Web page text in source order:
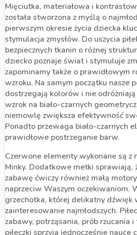
Mięciutka, materiałowa i
została stworzona z myślą o
pierwszym okresie życia dziecka
stymulacja zmysłów. Do uszycia
bezpiecznych tkanin o różnej
dziecko poznaje świat i stymuluje
zapominamy także o prawidłowym
wzroku. Na samym początku nasze
dostrzegają kolorów i nie odróżniają
wzrok na biało-czarnych
niemowlę zwiększa efektywność
Ponadto przewaga biało-czarnych
prawidłowe postrzeganie barw.
Czerwone elementy wykonane są z
Minky. Dodatkowe metki sprawiają,
zabawę ćwiczy również małą
naprzeciw Waszym oczekiwaniom.
grzechotka, której delikatny dźwięk
zainteresowanie najmłodszych.
zabawy, potrząsania, prób rzucania
piłeczki sprzyja jednocześnie nauce